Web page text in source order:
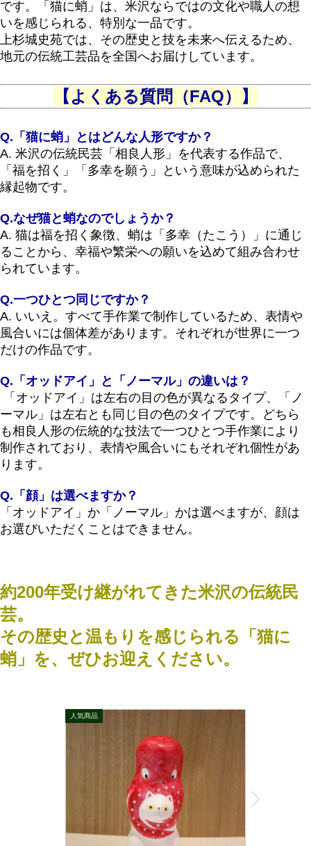
です。「猫に蛸」は、米沢ならではの文化や職人の想
いを感じられる、特別な一品です。
上杉城史苑では、その歴史と技を未来へ伝えるため、
地元の伝統工芸品を全国へお届けしています。
【よくある質問（FAQ）】
Q.「猫に蛸」とはどんな人形ですか？
A. 米沢の伝統民芸「相良人形」を代表する作品で、
「福を招く」「多幸を願う」という意味が込められた
縁起物です。
Q.なぜ猫と蛸なのでしょうか？
A. 猫は福を招く象徴、蛸は「多幸（たこう）」に通じ
ることから、幸福や繁栄への願いを込めて組み合わせ
られています。
Q.一つひとつ同じですか？
A. いいえ。すべて手作業で制作しているため、表情や
風合いには個体差があります。それぞれが世界に一つ
だけの作品です。
Q.「オッドアイ」と「ノーマル」の違いは？
「オッドアイ」は左右の目の色が異なるタイプ、「ノ
ーマル」は左右とも同じ目の色のタイプです。どちら
も相良人形の伝統的な技法で一つひとつ手作業により
制作されており、表情や風合いにもそれぞれ個性があ
ります。
Q.「顔」は選べますか？
「オッドアイ」か「ノーマル」かは選べますが、顔は
お選びいただくことはできません。
約200年受け継がれてきた米沢の伝統民
芸。
その歴史と温もりを感じられる「猫に
蛸」を、ぜひお迎えください。